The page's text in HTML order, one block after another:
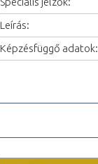
Leírás:
Képzésfüggő adatok: